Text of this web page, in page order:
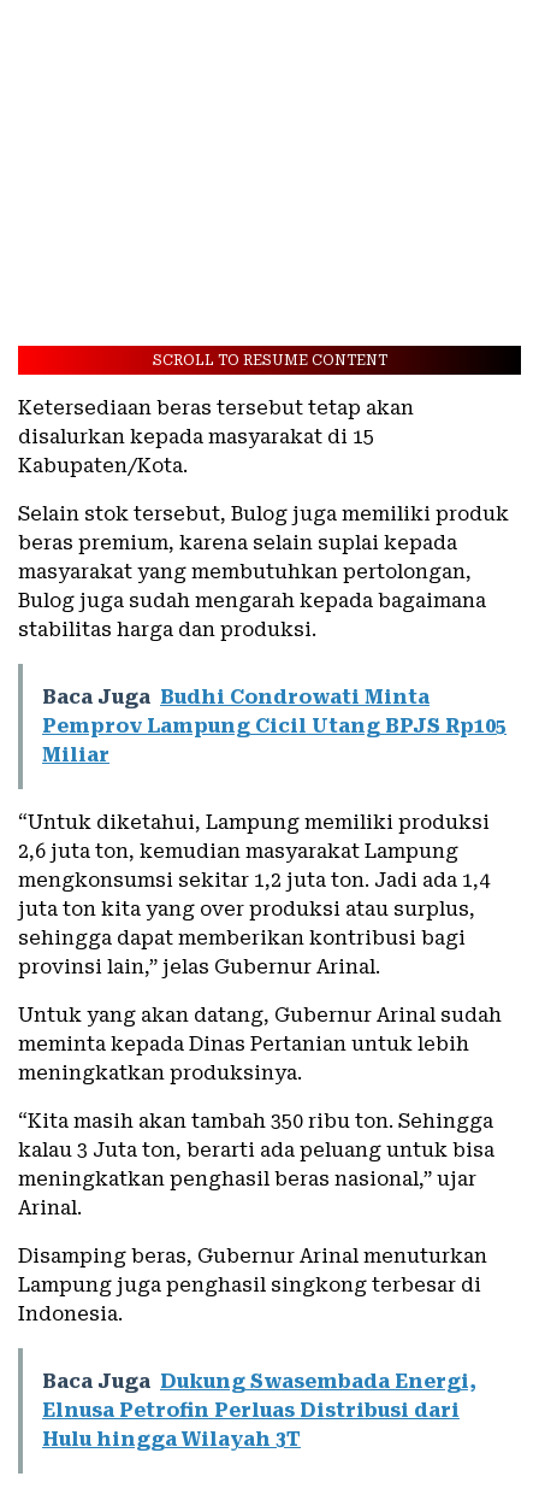
SCROLL TO RESUME CONTENT
Ketersediaan beras tersebut tetap akan
disalurkan kepada masyarakat di 15
Kabupaten/Kota.
Selain stok tersebut, Bulog juga memiliki produk
beras premium, karena selain suplai kepada
masyarakat yang membutuhkan pertolongan,
Bulog juga sudah mengarah kepada bagaimana
stabilitas harga dan produksi.
Baca Juga Budhi Condrowati Minta
Pemprov Lampung Cicil Utang BPJS Rp105
Miliar
“Untuk diketahui, Lampung memiliki produksi
2,6 juta ton, kemudian masyarakat Lampung
mengkonsumsi sekitar 1,2 juta ton. Jadi ada 1,4
juta ton kita yang over produksi atau surplus,
sehingga dapat memberikan kontribusi bagi
provinsi lain,” jelas Gubernur Arinal.
Untuk yang akan datang, Gubernur Arinal sudah
meminta kepada Dinas Pertanian untuk lebih
meningkatkan produksinya.
“Kita masih akan tambah 350 ribu ton. Sehingga
kalau 3 Juta ton, berarti ada peluang untuk bisa
meningkatkan penghasil beras nasional,” ujar
Arinal.
Disamping beras, Gubernur Arinal menuturkan
Lampung juga penghasil singkong terbesar di
Indonesia.
Baca Juga Dukung Swasembada Energi,
Elnusa Petrofin Perluas Distribusi dari
Hulu hingga Wilayah 3T